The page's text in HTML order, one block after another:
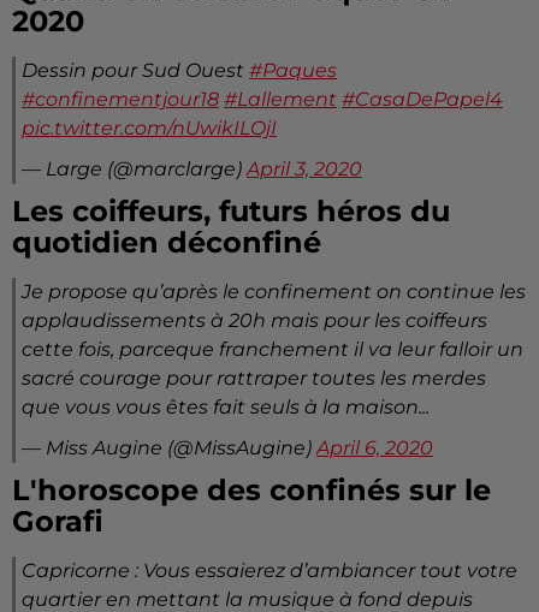
2020
Dessin pour Sud Ouest #Paques
#confinementjour18 #Lallement #CasaDePapel4
pic.twitter.com/nUwikILOjI
— Large (@marclarge) April 3, 2020
Les coiffeurs, futurs héros du
quotidien déconfiné
Je propose qu’après le confinement on continue les
applaudissements à 20h mais pour les coiffeurs
cette fois, parceque franchement il va leur falloir un
sacré courage pour rattraper toutes les merdes
que vous vous êtes fait seuls à la maison...
— Miss Augine (@MissAugine) April 6, 2020
L'horoscope des confinés sur le
Gorafi
Capricorne : Vous essaierez d’ambiancer tout votre
quartier en mettant la musique à fond depuis